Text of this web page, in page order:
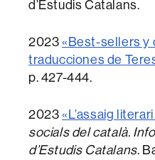
d’Estudis Catalans.
2023 «Best-sellers y
traducciones de
p. 427-444.
2023 «L’assaig
socials del català.
d’Estudis Catalans.